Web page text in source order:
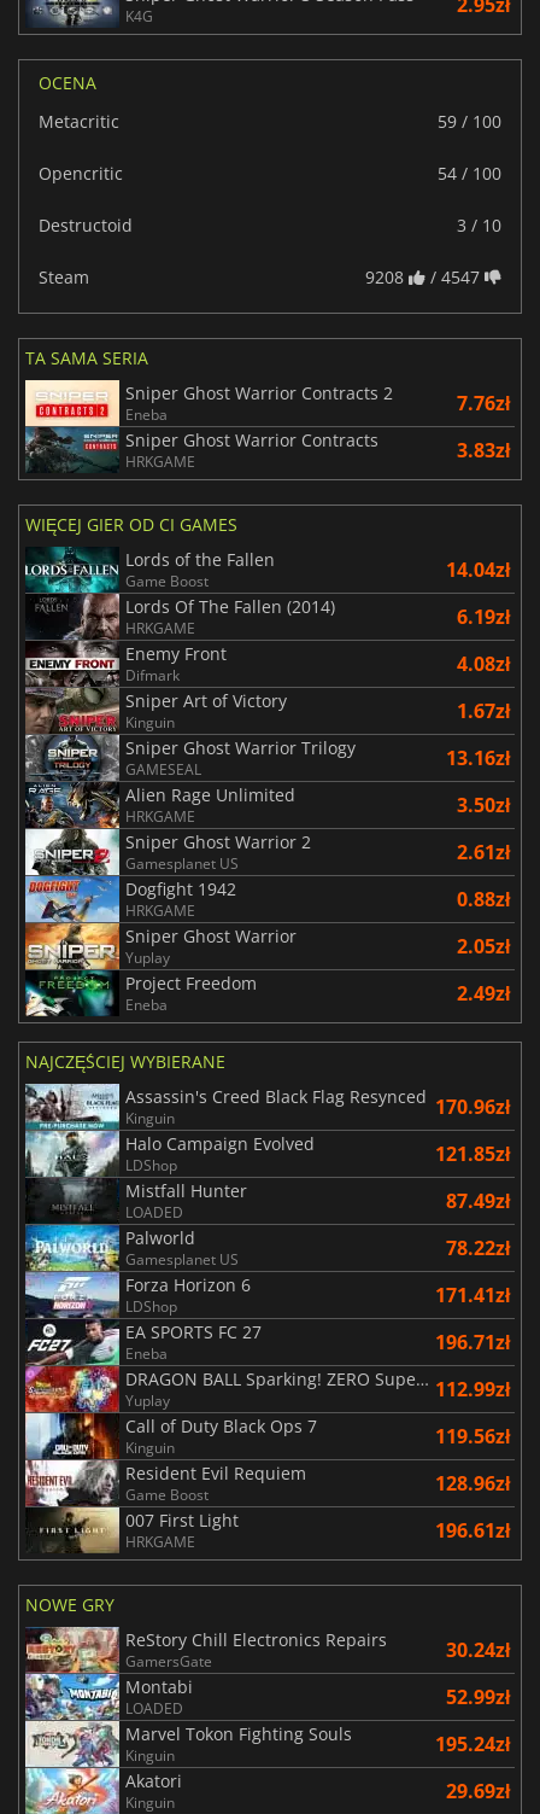
K4G
OCENA
Metacritic
59 / 100
Opencritic 54 / 100
Destructoid 3 / 10
Steam 9208 / 4547
TA SAMA SERIA
Sniper Ghost Warrior Contracts 2
Eneba 7.76zł
Sniper Ghost Warrior Contracts
HRKGAME 3.83zł
WIĘCEJ GIER OD CI GAMES
Lords of the Fallen
Game Boost 14.04zł
Lords Of The Fallen (2014)
HRKGAME 6.19zł
Enemy Front
Difmark 4.08zł
Sniper Art of Victory
Kinguin 1.67zł
Sniper Ghost Warrior Trilogy
GAMESEAL 13.16zł
Alien Rage Unlimited
HRKGAME 3.50zł
Sniper Ghost Warrior 2
Gamesplanet US 2.61zł
Dogfight 1942
HRKGAME 0.88zł
Sniper Ghost Warrior
Yuplay 2.05zł
Project Freedom
Eneba 2.49zł
NAJCZĘŚCIEJ WYBIERANE
Assassin's Creed Black Flag Resynced
Kinguin 170.96zł
Halo Campaign Evolved
LDShop 121.85zł
Mistfall Hunter
LOADED 87.49zł
Palworld
Gamesplanet US 78.22zł
Forza Horizon 6
LDShop 171.41zł
EA SPORTS FC 27
Eneba 196.71zł
DRAGON BALL Sparking! ZERO Super Limit Breaking NEO
Yuplay 112.99zł
Call of Duty Black Ops 7
Kinguin 119.56zł
Resident Evil Requiem
Game Boost 128.96zł
007 First Light
HRKGAME 196.61zł
NOWE GRY
ReStory Chill Electronics Repairs
GamersGate 30.24zł
Montabi
LOADED 52.99zł
Marvel Tokon Fighting Souls
Kinguin 195.24zł
Akatori
Kinguin 29.69zł